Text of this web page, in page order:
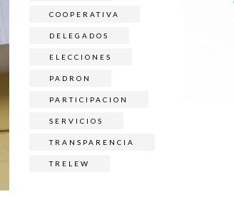
COOPERATIVA
DELEGADOS
ELECCIONES
PADRON
PARTICIPACION
SERVICIOS
TRANSPARENCIA
TRELEW